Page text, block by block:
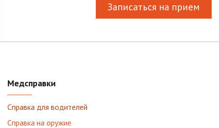
Записаться на прием
Медсправки
Справка для водителей
Справка на оружие